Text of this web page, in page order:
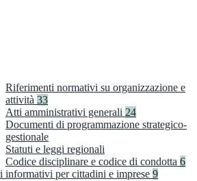
Riferimenti normativi su organizzazione e
attività 33
Atti amministrativi generali 24
Documenti di programmazione strategico-
gestionale
Statuti e leggi regionali
Codice disciplinare e codice di condotta 6
informativi per cittadini e imprese 9